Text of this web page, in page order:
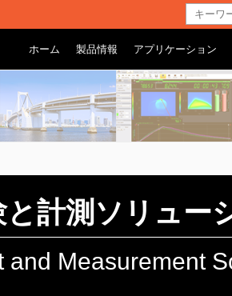
ホーム 製品情報 アプリケーション
計測ソリュー
and Measurement